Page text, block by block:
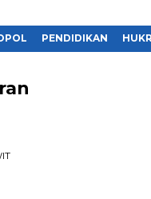
PENDIDIKAN